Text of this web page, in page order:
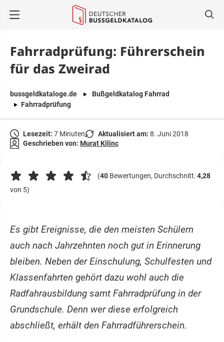
Fahrradprüfung: Führerschein
für das Zweirad
bussgeldkataloge.de
Bußgeldkatalog Fahrrad
Fahrradprüfung
Lesezeit: 7 Minuten Aktualisiert am: 8. Juni 2018
Geschrieben von: Murat Kilinc
(40 Bewertungen, Durchschnitt:4,28
von 5)
Es gibt Ereignisse, die den meisten Schülern
auch nach Jahrzehnten noch gut in Erinnerung
bleiben. Neben der Einschulung, Schulfesten und
Klassenfahrten gehört dazu wohl auch die
Radfahrausbildung samt Fahrradprüfung in der
Grundschule. Denn wer diese erfolgreich
abschließt, erhält den Fahrradführerschein.